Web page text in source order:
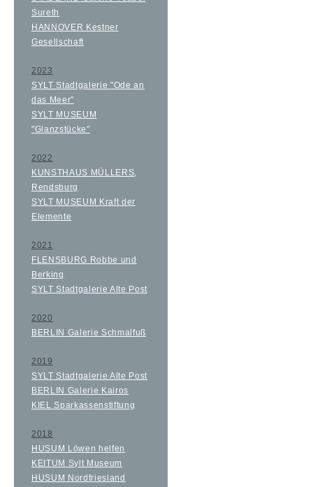
Sureth
HANNOVER Kestner
Gesellschaft
2023
SYLT Stadtgalerie "Ode an
das Meer"
SYLT MUSEUM
"Glanzstücke"
2022
KUNSTHAUS MÜLLERS,
Rendsburg
SYLT MUSEUM Kraft der
Elemente
2021
FLENSBURG Robbe und
Berking
SYLT Stadtgalerie Alte Post
2020
BERLIN Galerie Schmalfuß
2019
SYLT Stadtgalerie Alte Post
BERLIN Galerie Kairos
KIEL Sparkassenstiftung
2018
HUSUM Löwen helfen
KEITUM Sylt Museum
HUSUM Nordfriesland